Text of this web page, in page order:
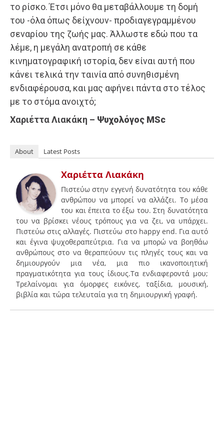
το ρίσκο. Έτσι μόνο θα μεταβάλλουμε τη δομή
του -όλα όπως δείχνουν- προδιαγεγραμμένου
σεναρίου της ζωής μας. Άλλωστε εδώ που τα
λέμε, η μεγάλη ανατροπή σε κάθε
κινηματογραφική ιστορία, δεν είναι αυτή που
κάνει τελικά την ταινία από συνηθισμένη
ενδιαφέρουσα, και μας αφήνει πάντα στο τέλος
με το στόμα ανοιχτό;
Χαριέττα Λιακάκη – Ψυχολόγος MSc
About Latest Posts
Χαριέττα Λιακάκη
Πιστεύω στην εγγενή δυνατότητα του κάθε
ανθρώπου να μπορεί να αλλάζει. Το μέσα
του και έπειτα το έξω του. Στη δυνατότητα
του να βρίσκει νέους τρόπους για να ζει, να υπάρχει.
Πιστεύω στις αλλαγές. Πιστεύω στο happy end. Για αυτό
και έγινα ψυχοθεραπεύτρια. Για να μπορώ να βοηθάω
ανθρώπους στο να θεραπεύουν τις πληγές τους και να
δημιουργούν μια νέα, μια πιο ικανοποιητική
πραγματικότητα για τους ίδιους.Τα ενδιαφεροντά μου;
Τρελαίνομαι για όμορφες εικόνες, ταξίδια, μουσική,
βιβλία και τώρα τελευταία για τη δημιουργική γραφή.